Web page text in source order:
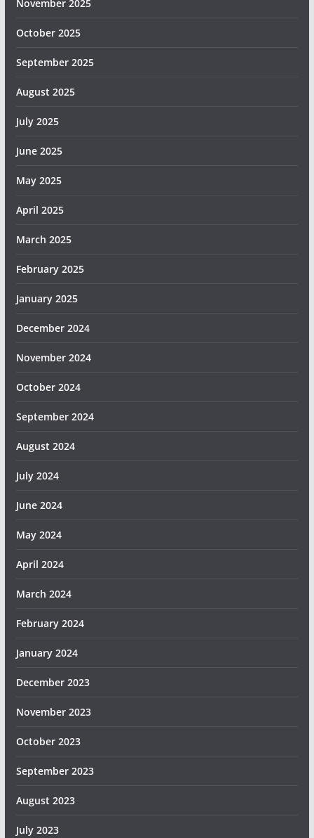
November 2025
October 2025
September 2025
August 2025
July 2025
June 2025
May 2025
April 2025
March 2025
February 2025
January 2025
December 2024
November 2024
October 2024
September 2024
August 2024
July 2024
June 2024
May 2024
April 2024
March 2024
February 2024
January 2024
December 2023
November 2023
October 2023
September 2023
August 2023
July 2023